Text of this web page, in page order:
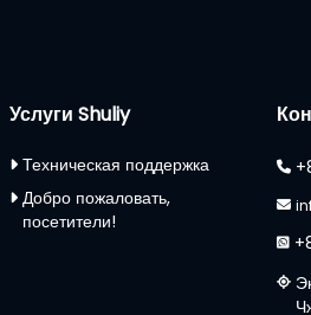
Услуги Shuliy
Техническая поддержка
Добро пожаловать,
посетители!